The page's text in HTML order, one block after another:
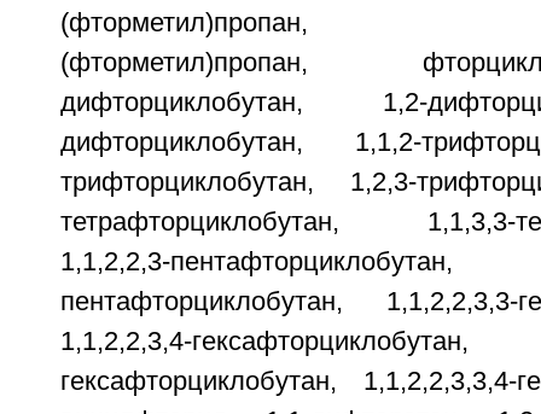
(фторметил)пропан,
(фторметил)пропан,
дифторциклобутан, 1,2-
дифторциклобутан, 1,1,2-
трифторциклобутан, 1,2,3-
тетрафторциклобутан, 1,1,3,3-
1,1,2,2,3-
пентафторциклобутан, 1,1,2,2,3,3-
1,1,2,2,3,4-
гексафторциклобутан, 1,1,2,2,3,3,4-